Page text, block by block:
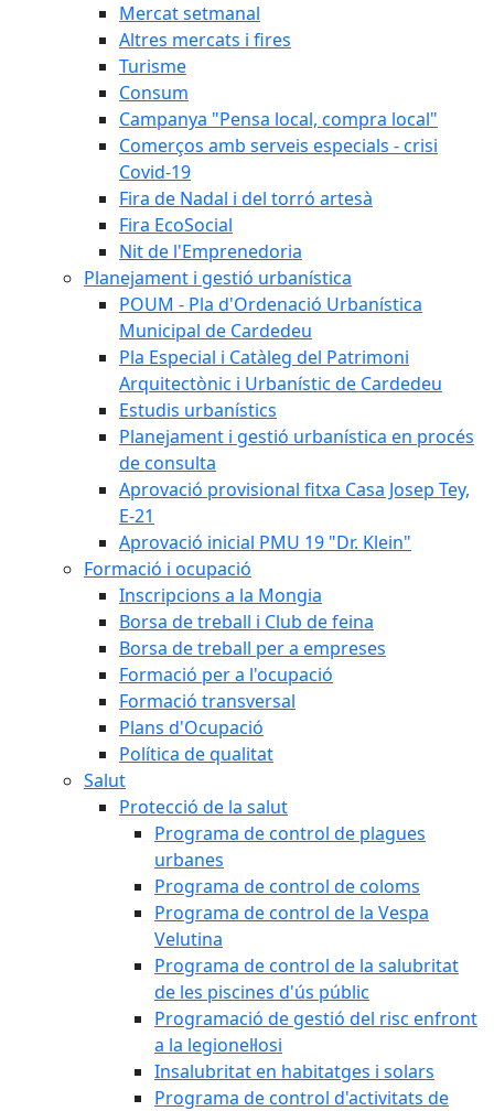
Mercat setmanal
Altres mercats i fires
Turisme
Consum
Campanya "Pensa local, compra local"
Comerços amb serveis especials - crisi
Covid-19
Fira de Nadal i del torró artesà
Fira EcoSocial
Nit de l'Emprenedoria
Planejament i gestió urbanística
POUM - Pla d'Ordenació Urbanística
Municipal de Cardedeu
Pla Especial i Catàleg del Patrimoni
Arquitectònic i Urbanístic de Cardedeu
Estudis urbanístics
Planejament i gestió urbanística en procés
de consulta
Aprovació provisional fitxa Casa Josep Tey,
E-21
Aprovació inicial PMU 19 "Dr. Klein"
Formació i ocupació
Inscripcions a la Mongia
Borsa de treball i Club de feina
Borsa de treball per a empreses
Formació per a l'ocupació
Formació transversal
Plans d'Ocupació
Política de qualitat
Salut
Protecció de la salut
Programa de control de plagues
urbanes
Programa de control de coloms
Programa de control de la Vespa
Velutina
Programa de control de la salubritat
de les piscines d'ús públic
Programació de gestió del risc enfront
a la legionel·losi
Insalubritat en habitatges i solars
Programa de control d'activitats de